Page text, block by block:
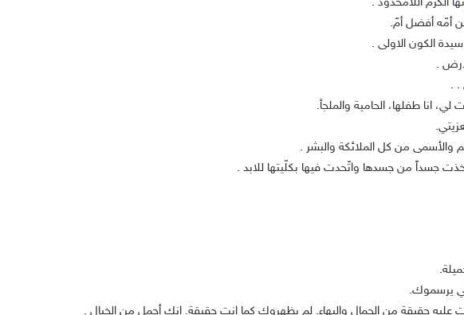
أمّه أفضل أمّ.
الكون الاولى .
.
. .
انا طفلها، الحامية والملجأ.
والأسمى من كل الملائكة والبشر .
جسداً من جسدها واتّحدت فيها بكلّيتها للابد .
كي يرسموك.
عليه حقيقة من الجمال والبهاء. لم يظهروك كما انت حقيقة. انك أجمل من الخيال .